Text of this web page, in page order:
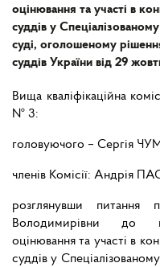
оцінювання та участі в
суддів у
суді, оголошеному
суддів України від 29
Вища кваліфікаційна
№ 3:
головуючого – Сергія
членів Комісії:
розглянувши питання
Володимирівни до
оцінювання та участі в
суддів у